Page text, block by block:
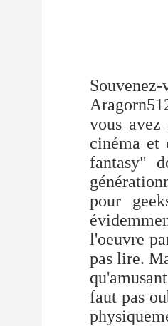
vous
cinéma et
fantasy"
pour
l'oeuvre
pas lire.
faut pas